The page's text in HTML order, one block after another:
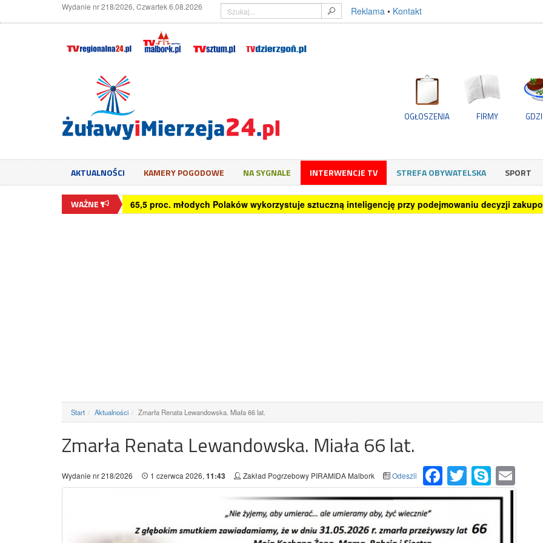
Wydanie nr 218/2026, Czwartek 6.08.2026 Reklama • Kontakt
OGŁOSZENIA FIRMY
AKTUALNOŚCI KAMERY POGODOWE NA SYGNALE INTERWENCJE TV STREFA OBYWATELSKA SPORT
WAŻNE 65,5 proc. młodych Polaków wykorzystuje sztuczną inteligencję przy podejmowaniu decyzji
Start Aktualności Zmarła Renata Lewandowska. Miała 66 lat.
Zmarła Renata Lewandowska. Miała 66 lat.
FacebookTwitter Skype
Wydanie nr 218/2026 1 czerwca 2026, 11:43 Zakład Pogrzebowy PIRAMIDA Malbork Odeszli